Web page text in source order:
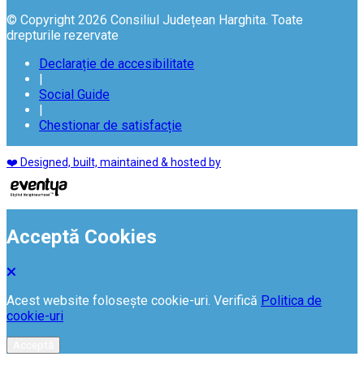
© Copyright 2026 Consiliul Județean Harghita. Toate
drepturile rezervate
Declarație de accesibilitate
|
Social Guide
|
Chestionar de satisfacție
❤️ Designed, built, maintained & hosted by
Acceptă Cookies
Acest website folosește cookie-uri. Verifică Politica de
cookie-uri